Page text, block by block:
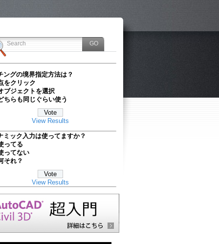
ングの境界指定方法は？
をクリック
ブジェクトを選択
ちらも同じぐらい使う
View Results
ミック入力は使ってますか？
ってる
ってない
それ？
View Results